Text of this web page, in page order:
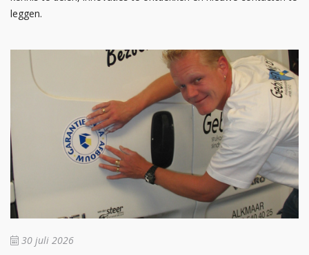
leggen.
30 juli 2026